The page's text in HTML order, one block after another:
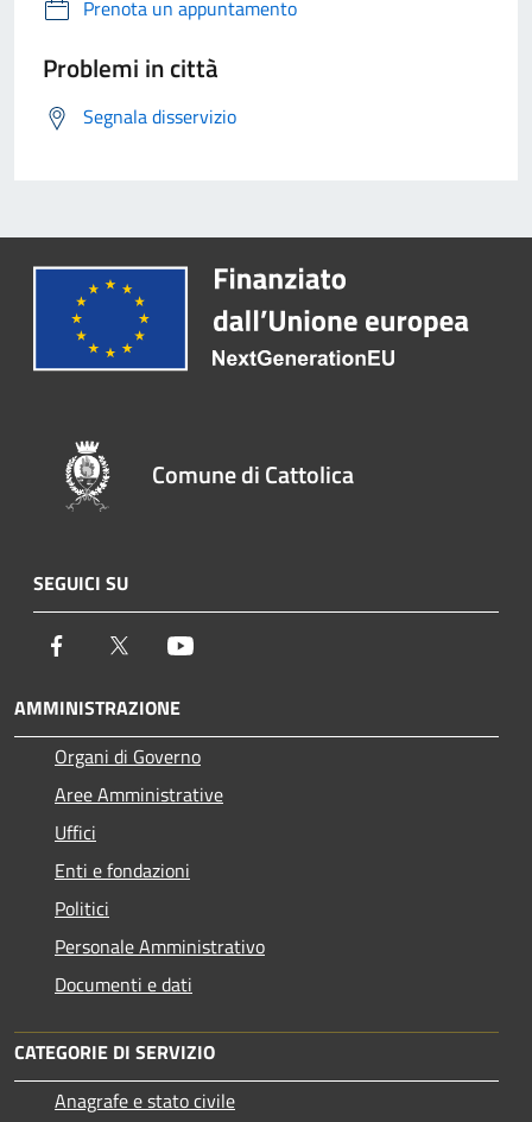
Prenota un appuntamento
Problemi in città
Segnala disservizio
Comune di Cattolica
SEGUICI SU
Facebook Twitter
AMMINISTRAZIONE
Organi di Governo
Aree Amministrative
Uffici
Enti e fondazioni
Politici
Personale Amministrativo
Documenti e dati
CATEGORIE DI SERVIZIO
Anagrafe e stato civile